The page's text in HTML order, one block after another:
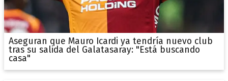
Aseguran que Mauro Icardi ya tendría nuevo club
tras su salida del Galatasaray: "Está buscando
casa"